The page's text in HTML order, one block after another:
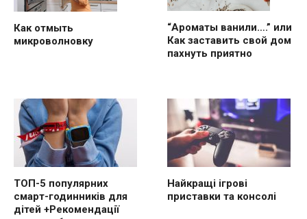
Как отмыть
микроволновку
“Ароматы ванили….” или
Как заставить свой дом
пахнуть приятно
ТОП-5 популярних
смарт-годинників для
дітей +Рекомендації
Найкращі ігрові
приставки та консолі